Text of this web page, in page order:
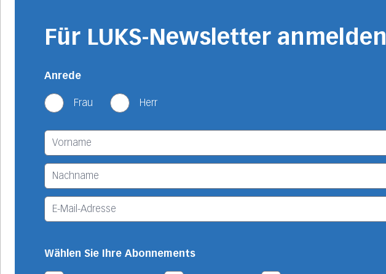
Für LUKS-Newsletter anmelden
Anrede
Frau Herr
Wählen Sie Ihre Abonnements